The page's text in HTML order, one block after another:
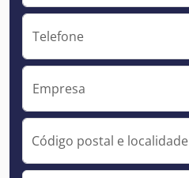
Telefone
Empresa
Código postal e localidade